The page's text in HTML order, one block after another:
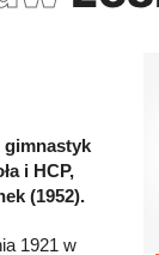
gimnastyk
i HCP,
(1952).
1921 w